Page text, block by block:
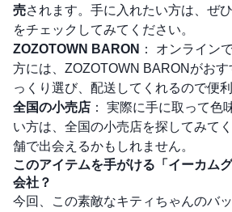
売されます。手に入れたい方は、ぜ
をチェックしてみてください。
ZOZOTOWN BARON ： オンライン
方には、 ZOZOTOWN BARON がお
っくり選び、配送してくれるので便利
全国の小売店 ： 実際に手に取って色
い方は、全国の小売店を探してみて
舗で出会えるかもしれません。
このアイテムを手がける「イーカム
会社？
今回、この素敵なキティちゃんのバ